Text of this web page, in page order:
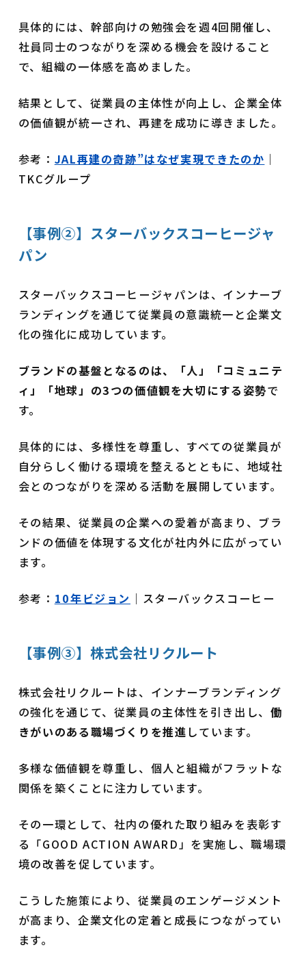
具体的には、幹部向けの勉強会を週4回開催し、
社員同士のつながりを深める機会を設けること
で、組織の一体感を高めました。
結果として、従業員の主体性が向上し、企業全体
の価値観が統一され、再建を成功に導きました。
参考： JAL再建の奇跡”はなぜ実現できたのか ｜
TKCグループ
【事例②】スターバックスコーヒージャ
パン
スターバックスコーヒージャパンは、インナーブ
ランディングを通じて従業員の意識統一と企業文
化の強化に成功しています。
ブランドの基盤となるのは、「人」「コミュニテ
ィ」「地球」の3つの価値観を大切にする姿勢で
す。
具体的には、多様性を尊重し、すべての従業員が
自分らしく働ける環境を整えるとともに、地域社
会とのつながりを深める活動を展開しています。
その結果、従業員の企業への愛着が高まり、ブラ
ンドの価値を体現する文化が社内外に広がってい
ます。
参考： 10年ビジョン ｜スターバックスコーヒー
【事例③】株式会社リクルート
株式会社リクルートは、インナーブランディング
の強化を通じて、従業員の主体性を引き出し、 働
きがいのある職場づくりを推進 しています。
多様な価値観を尊重し、個人と組織がフラットな
関係を築くことに注力しています。
その一環として、社内の優れた取り組みを表彰す
る「GOOD ACTION AWARD」を実施し、職場環
境の改善を促しています。
こうした施策により、従業員のエンゲージメント
が高まり、企業文化の定着と成長につながってい
ます。